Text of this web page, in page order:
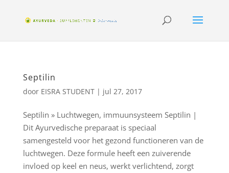
Septilin
door EISRA STUDENT| jul 27, 2017
Septilin » Luchtwegen, immuunsysteem Septilin |
Dit Ayurvedische preparaat is speciaal
samengesteld voor het gezond functioneren van de
luchtwegen. Deze formule heeft een zuiverende
invloed op keel en neus, werkt verlichtend, zorgt